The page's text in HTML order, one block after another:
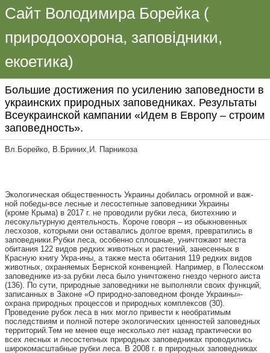
Сайт Володимира Борейка (
природоохорона, заповідники,
екоетика)
Большие достижения по усилению заповедности в
украинских природных заповедниках. Результаты
Всеукраинской кампании «Идем в Европу – строим
заповедность».
Вл.Борейко, В.Бриних,И. Парникоза
Экологическая общественность Украины добилась огромной и важ-
ной победы-все лесные и лесостепные заповедники Украины
(кроме Крыма) в 2017 г. не проводили рубки леса, биотехнию и
лесокультурную деятельность. Короче говоря – из обыкновенных
лесхозов, которыми они оставались долгое время, превратились в
заповедники. Рубки леса, особенно сплошные, уничтожают места
обитания 122 видов редких животных и растений, занесенных в
Красную книгу Укра-ины, а также места обитания 119 редких видов
животных, охраняемых Бернской конвенцией. Например, в Полесском
заповеднике из-за рубки леса было уничтожено гнездо черного аиста
(136). По сути, природные заповедники не выполняли своих функций,
записанных в Законе «О природно-заповедном фонде Украины»-
охрана природных процессов и природных комплексов (30).
Проведение рубок леса в них могло привести к необратимым
последствиям и полной потере экологических ценностей заповедных
территорий.Тем не менее еще несколько лет назад практически во
всех лесных и лесостепных природных заповедниках проводились
широкомасштабные рубки леса. В 2008 г. в природных заповедниках